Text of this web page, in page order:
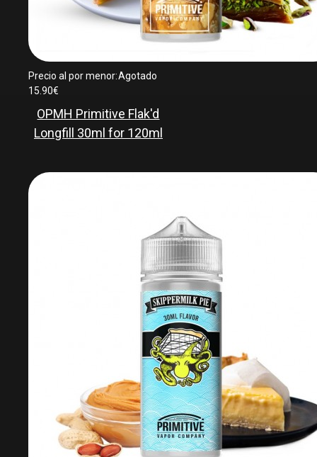
Precio al por menor:
15.90€
Agotado
OPMH Primitive Flak'd
Longfill 30ml for 120ml